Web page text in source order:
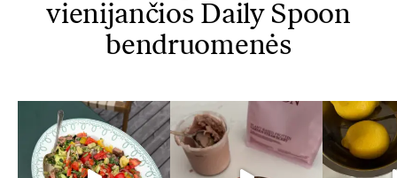
vienijančios Daily Spoon
bendruomenės